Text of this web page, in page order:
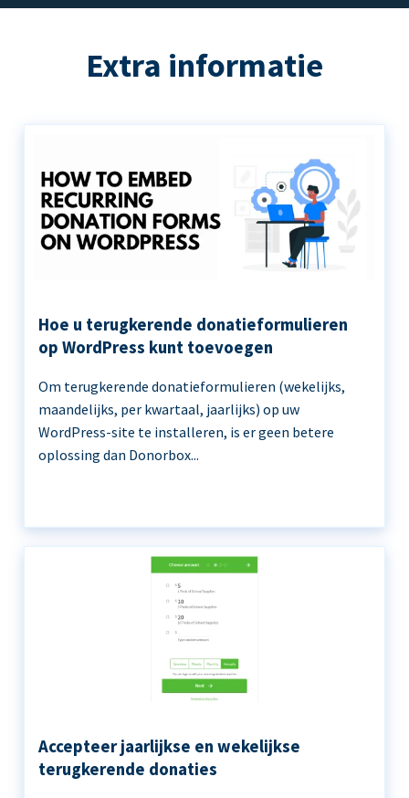
Extra informatie
Hoe u terugkerende donatieformulieren
op WordPress kunt toevoegen
Om terugkerende donatieformulieren (wekelijks,
maandelijks, per kwartaal, jaarlijks) op uw
WordPress-site te installeren, is er geen betere
oplossing dan Donorbox...
Accepteer jaarlijkse en wekelijkse
terugkerende donaties